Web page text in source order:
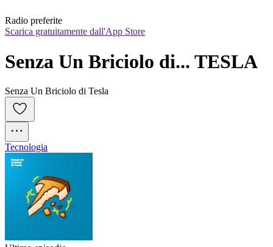
Radio preferite
Scarica gratuitamente dall'App Store
Senza Un Briciolo di... TESLA
Senza Un Briciolo di Tesla
Tecnologia